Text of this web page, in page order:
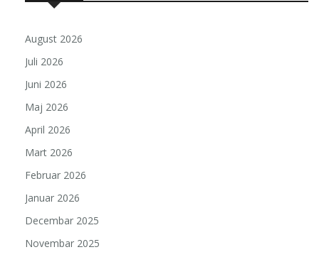
August 2026
Juli 2026
Juni 2026
Maj 2026
April 2026
Mart 2026
Februar 2026
Januar 2026
Decembar 2025
Novembar 2025